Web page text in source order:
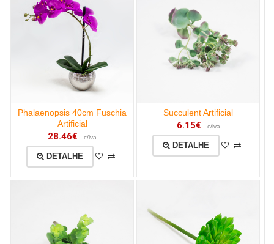
Phalaenopsis 40cm Fuschia
Artificial
28.46€ c/iva
DETALHE
Succulent Artificial
6.15€ c/iva
DETALHE